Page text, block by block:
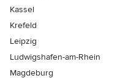
Kassel
Krefeld
Leipzig
Ludwigshafen-am-Rhein
Magdeburg